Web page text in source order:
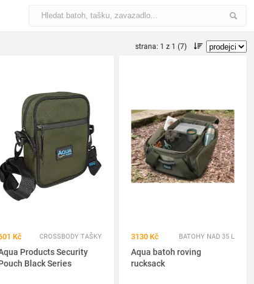
strana: 1 z 1 (7)
Kč CROSSBODY TAŠKY
Products Security
Black Series
3130 Kč BATOHY NAD 35 L
Aqua batoh roving
rucksack